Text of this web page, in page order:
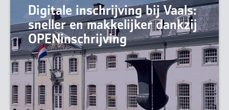
Digitale inschrijving bij Vaals:
sneller en makkelijker dankzij
OPENinschrijving